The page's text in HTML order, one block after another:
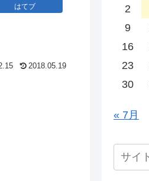
はてブ
2018.05.19
2
9
16
23
30
« 7月